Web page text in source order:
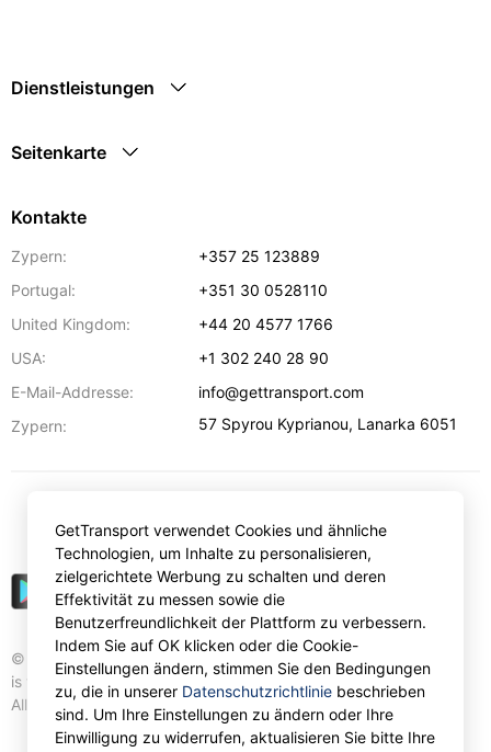
Dienstleistungen
Seitenkarte
Kontakte
Zypern:
+357 25 123889
Portugal:
+351 30 0528110
United Kingdom:
+44 20 4577 1766
USA:
+1 302 240 28 90
E-Mail-Addresse:
info@gettransport.com
Zypern:
57 Spyrou Kyprianou, Lanarka 6051
© Gettransport International Limited. GetTransport®
is trademark of Gettransport International Limited.
All rights reserved.
EURGetTransport verwendet Cookies und ähnliche
Technologien, um Inhalte zu personalisieren,
zielgerichtete Werbung zu schalten und deren
Effektivität zu messen sowie die
Benutzerfreundlichkeit der Plattform zu verbessern.
Indem Sie auf OK klicken oder die Cookie-
Einstellungen ändern, stimmen Sie den Bedingungen
zu, die in unserer Datenschutzrichtlinie beschrieben
sind. Um Ihre Einstellungen zu ändern oder Ihre
Einwilligung zu widerrufen, aktualisieren Sie bitte Ihre